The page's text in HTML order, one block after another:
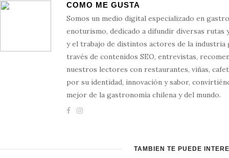
COMO ME GUSTA
Somos un medio digital especializado en
enoturismo, dedicado a difundir diversas
y el trabajo de distintos actores de la industria
través de contenidos SEO, entrevistas,
nuestros lectores con restaurantes, viñas,
por su identidad, innovación y sabor,
mejor de la gastronomía chilena y del mundo.
TAMBIÉN TE PUEDE